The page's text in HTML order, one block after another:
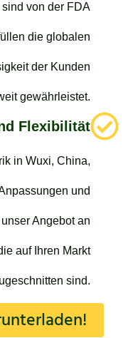
von der FDA
die globalen
der Kunden
gewährleistet.
Flexibilität
in Wuxi, China,
und
Angebot an
auf Ihren Markt
sind.